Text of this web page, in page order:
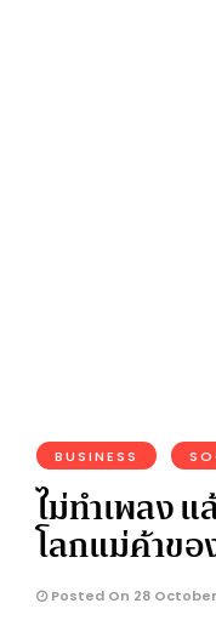
BUSINESS
ไม่ทำเพลง แ
โลกแม่ค้าข
Posted On 28